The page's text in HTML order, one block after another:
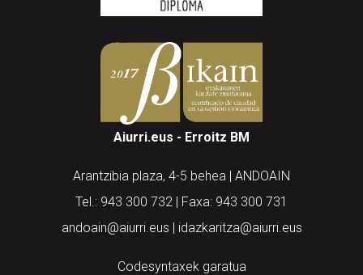
Aiurri.eus - Erroitz BM
Arantzibia plaza, 4-5 behea | ANDOAIN
Tel.: 943 300 732 | Faxa: 943 300 731
andoain@aiurri.eus | idazkaritza@aiurri.eus
Codesyntaxek garatua